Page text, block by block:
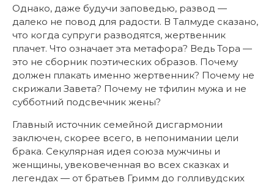
Однако, даже будучи заповедью, развод —
далеко не повод для радости. В Талмуде сказано,
что когда супруги разводятся, жертвенник
плачет. Что означает эта метафора? Ведь Тора —
это не сборник поэтических образов. Почему
должен плакать именно жертвенник? Почему не
скрижали Завета? Почему не тфилин мужа и не
субботний подсвечник жены?
Главный источник семейной дисгармонии
заключен, скорее всего, в непонимании цели
брака. Секулярная идея союза мужчины и
женщины, увековеченная во всех сказках и
легендах — от братьев Гримм до голливудских